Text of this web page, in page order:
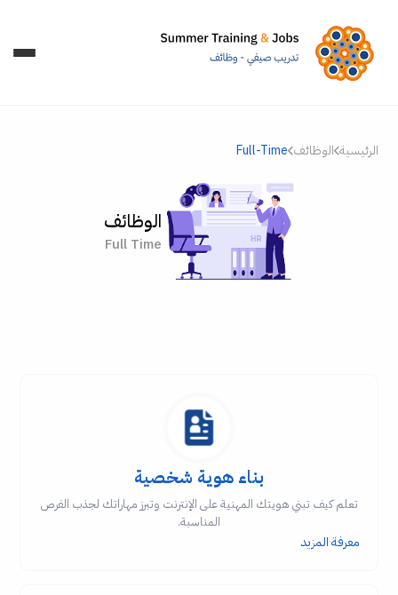
الرئيسية الوظائف Full-Time
الوظائف
Full Time
بناء هوية شخصية
تعلم كيف تبني هويتك المهنية على الإنترنت وتبرز مهاراتك لجذب الفرص
المناسبة.
معرفة المزيد